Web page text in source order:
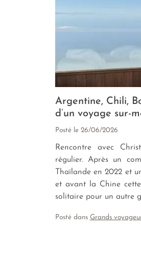
Argentine, Chili,
d’un voyage sur-
Posté le 26/06/2026
Rencontre avec
régulier. Après un
Thaïlande en 2022 et
et avant la Chine
solitaire pour un autre
Posté dans Grands